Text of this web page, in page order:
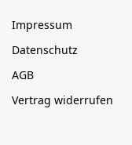
Impressum
Datenschutz
AGB
Vertrag widerrufen